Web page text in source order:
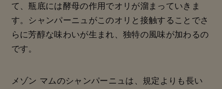
て、瓶底には酵母の作用でオリが溜まっていきま
す。シャンパーニュがこのオリと接触することでさ
らに芳醇な味わいが生まれ、独特の風味が加わるの
です。
メゾン マムのシャンパーニュは、規定よりも長い